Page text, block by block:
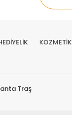
KOZMETİK
Traş